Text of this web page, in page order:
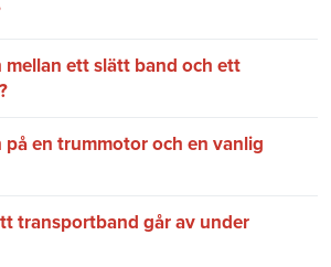
mellan ett slätt band och ett
på en trummotor och en vanlig
transportband går av under